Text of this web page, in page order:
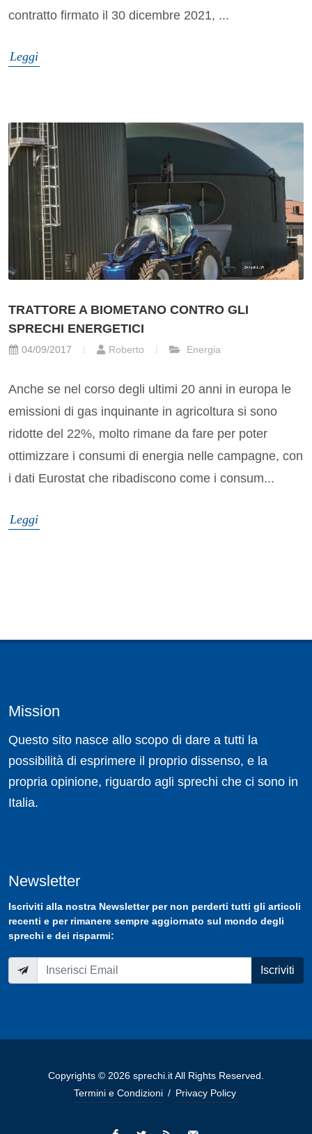
contratto firmato il 30 dicembre 2021, ...
Leggi
TRATTORE A BIOMETANO CONTRO GLI
SPRECHI ENERGETICI
04/09/2017 Roberto Energia
Anche se nel corso degli ultimi 20 anni in europa le
emissioni di gas inquinante in agricoltura si sono
ridotte del 22%, molto rimane da fare per poter
ottimizzare i consumi di energia nelle campagne, con
i dati Eurostat che ribadiscono come i consum...
Leggi
Mission
Questo sito nasce allo scopo di dare a tutti la
possibilità di esprimere il proprio dissenso, e la
propria opinione, riguardo agli sprechi che ci sono in
Italia.
Newsletter
Iscriviti alla nostra Newsletterper non perderti tutti gli articoli
recenti e per rimanere sempre aggiornato sul mondo degli
sprechi e dei risparmi:
Iscriviti
Copyrights © 2026 sprechi.it All Rights Reserved.
Termini e Condizioni / Privacy Policy